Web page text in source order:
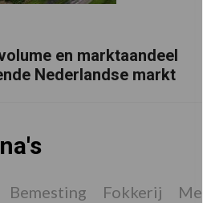
en marktaandeel
Nederlandse markt
Bemesting Fokkerij